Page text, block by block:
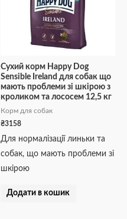
Сухий корм Happy Dog
Sensible Irеland для собак що
мають проблеми зі шкірою з
кроликом та лососем 12,5 кг
Корм для собак
₴3158
Для нормалізації линьки та
собак, що мають проблеми зі
шкірою
Додати в кошик